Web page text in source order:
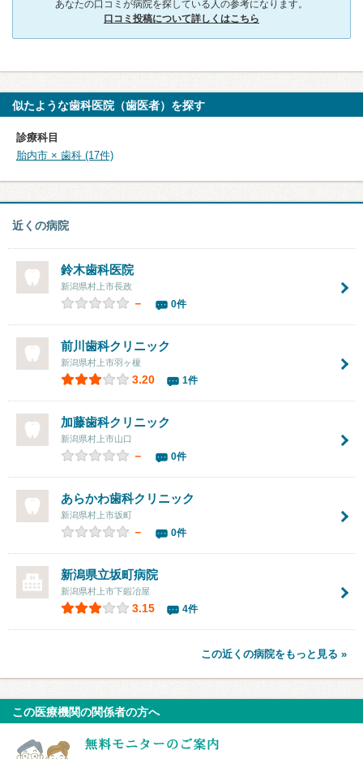
あなたの口コミが病院を探している人の参考になります。
口コミ投稿について詳しくはこちら
似たような歯科医院（歯医者）を探す
診療科目
胎内市 × 歯科 (17件)
近くの病院
鈴木歯科医院
新潟県村上市長政
－ 0件
前川歯科クリニック
新潟県村上市羽ヶ榎
3.20 1件
加藤歯科クリニック
新潟県村上市山口
－ 0件
あらかわ歯科クリニック
新潟県村上市坂町
－ 0件
新潟県立坂町病院
新潟県村上市下鍜冶屋
3.15 4件
この近くの病院をもっと見る »
この医療機関の関係者の方へ